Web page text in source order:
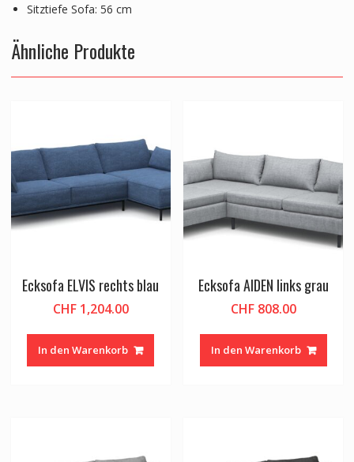
Sitztiefe Sofa: 56 cm
Ähnliche Produkte
Ecksofa ELVIS rechts blau
CHF1,204.00
In den Warenkorb
Ecksofa AIDEN links grau
CHF808.00
In den Warenkorb